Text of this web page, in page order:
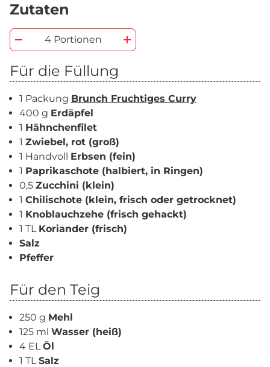
Zutaten
4 Portionen
Für die Füllung
1 Packung Brunch Fruchtiges Curry
400 g Erdäpfel
1 Hähnchenfilet
1 Zwiebel, rot (groß)
1 Handvoll Erbsen (fein)
1 Paprikaschote (halbiert, in Ringen)
0,5 Zucchini (klein)
1 Chilischote (klein, frisch oder getrocknet)
1 Knoblauchzehe (frisch gehackt)
1 TL Koriander (frisch)
Salz
Pfeffer
Für den Teig
250 g Mehl
125 ml Wasser (heiß)
4 ELÖl
1 TLSalz